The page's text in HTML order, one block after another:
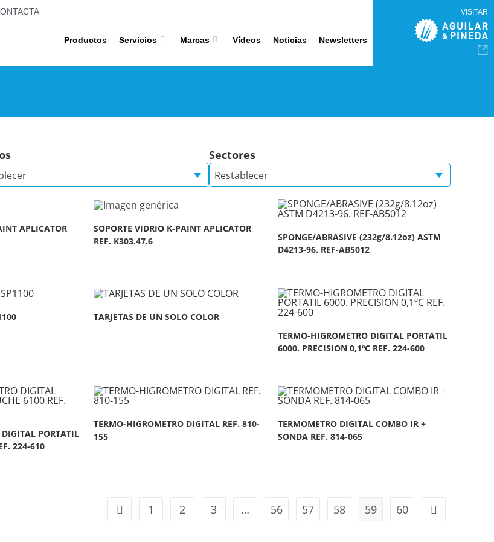
Productos Servicios Marcas Vídeos Noticias Newsletters
VISITAR
Sectores
Restablecer
APLICATOR
SOPORTE VIDRIO K-PAINT APLICATOR
REF. K303.47.6
SPONGE/ABRASIVE (232g/8.12oz) ASTM
D4213-96. REF-AB5012
TARJETAS DE UN SOLO COLOR
TERMO-HIGROMETRO DIGITAL PORTATIL
6000. PRECISION 0,1ºC REF. 224-600
PORTATIL
224-610
TERMO-HIGROMETRO DIGITAL REF. 810-
155
TERMOMETRO DIGITAL COMBO IR +
SONDA REF. 814-065
1 2 3 … 56 57 58 59 60